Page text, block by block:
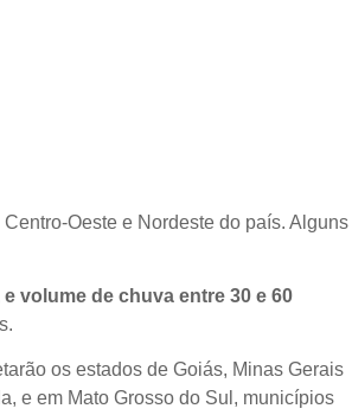
Oeste e Nordeste do país. Alguns
volume de chuva entre 30 e 60
os estados de Goiás, Minas Gerais
e em Mato Grosso do Sul, municípios